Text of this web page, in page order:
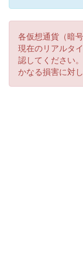
各仮想通貨（暗
現在のリアルタ
認してください
かなる損害に対